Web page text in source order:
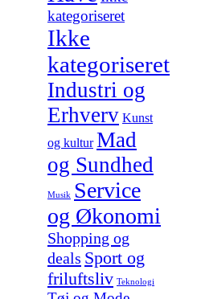
kategoriseret
Ikke
kategoriseret
Industri og
Erhverv Kunst
og kultur Mad
og Sundhed
Musik Service
og Økonomi
Shopping og
deals Sport og
friluftsliv Teknologi